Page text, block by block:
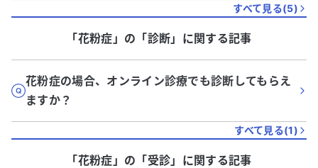
すべて見る(5)
「花粉症」 の「診断」に関する記事
花粉症の場合、オンライン診療でも診断してもらえ
ますか？
すべて見る(1)
「花粉症」 の「受診」に関する記事